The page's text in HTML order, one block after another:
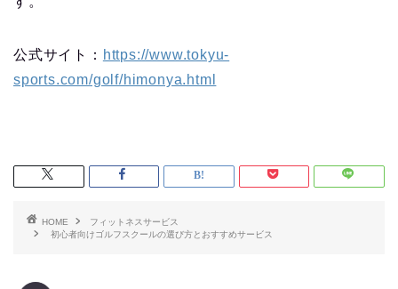
公式サイト： https://www.tokyu-
sports.com/golf/himonya.html
HOME
フィットネスサービス
初心者向けゴルフスクールの選び方とおすすめサービス